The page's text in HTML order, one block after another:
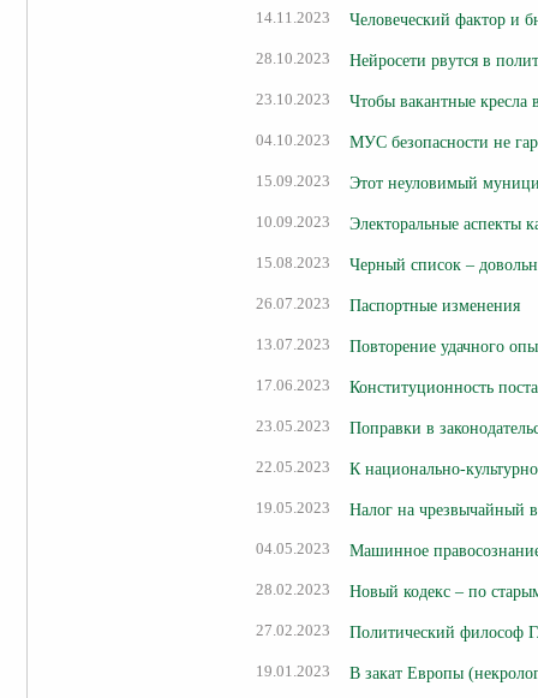
14.11.2023 Человеческий фактор и
28.10.2023 Нейросети рвутся в
23.10.2023 Чтобы вакантные кресла
04.10.2023 МУС безопасности не
15.09.2023 Этот неуловимый
10.09.2023 Электоральные аспекты
15.08.2023 Черный список –
26.07.2023 Паспортные изменения
13.07.2023 Повторение удачного
17.06.2023 Конституционность
23.05.2023 Поправки в
22.05.2023 К национально-
19.05.2023 Налог на чрезвычайный
04.05.2023 Машинное
28.02.2023 Новый кодекс – по
27.02.2023 Политический философ
19.01.2023 В закат Европы